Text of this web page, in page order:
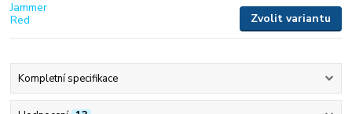
Zvolit variantu
Kompletní specifikace